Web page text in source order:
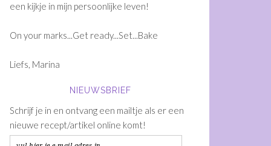
een kijkje in mijn persoonlijke leven!
On your marks...Get ready...Set...Bake
Liefs, Marina
NIEUWSBRIEF
Schrijf je in en ontvang een mailtje als er een
nieuwe recept/artikel online komt!
vul